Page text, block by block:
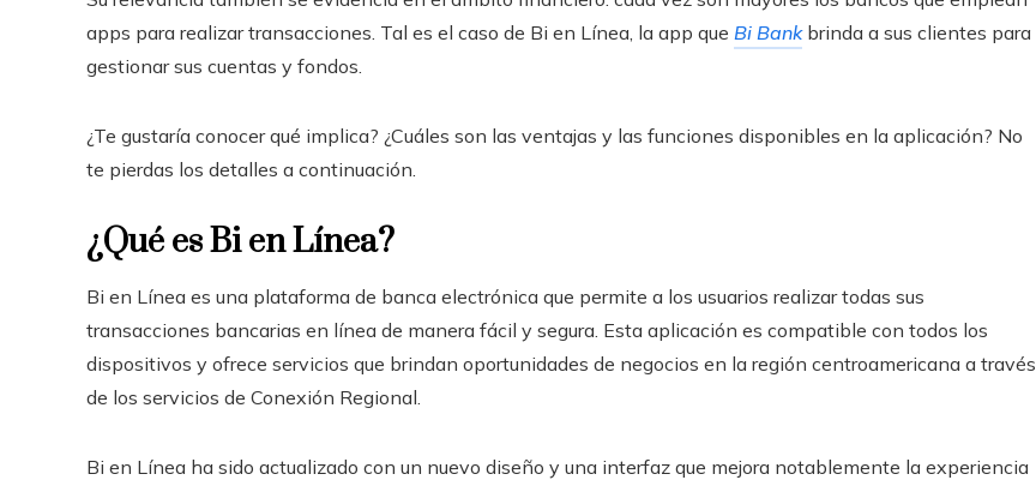
apps para realizar transacciones. Tal es el caso de Bi en Línea, la app que Bi Bankbrinda a sus clientes para
gestionar sus cuentas y fondos.
¿Te gustaría conocer qué implica? ¿Cuáles son las ventajas y las funciones disponibles en la aplicación? No
te pierdas los detalles a continuación.
¿Qué es Bi en Línea?
Bi en Línea es una plataforma de banca electrónica que permite a los usuarios realizar todas sus
transacciones bancarias en línea de manera fácil y segura. Esta aplicación es compatible con todos los
dispositivos y ofrece servicios que brindan oportunidades de negocios en la región centroamericana a través
de los servicios de Conexión Regional.
Bi en Línea ha sido actualizado con un nuevo diseño y una interfaz que mejora notablemente la experiencia